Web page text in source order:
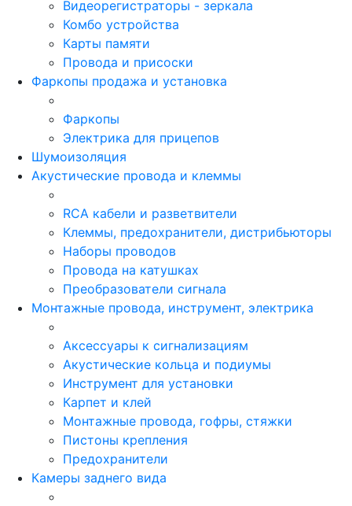
Видеорегистраторы - зеркала
Комбо устройства
Карты памяти
Провода и присоски
Фаркопы продажа и установка
Фаркопы
Электрика для прицепов
Шумоизоляция
Акустические провода и клеммы
RCA кабели и разветвители
Клеммы, предохранители, дистрибьюторы
Наборы проводов
Провода на катушках
Преобразователи сигнала
Монтажные провода, инструмент, электрика
Аксессуары к сигнализациям
Акустические кольца и подиумы
Инструмент для установки
Карпет и клей
Монтажные провода, гофры, стяжки
Пистоны крепления
Предохранители
Камеры заднего вида